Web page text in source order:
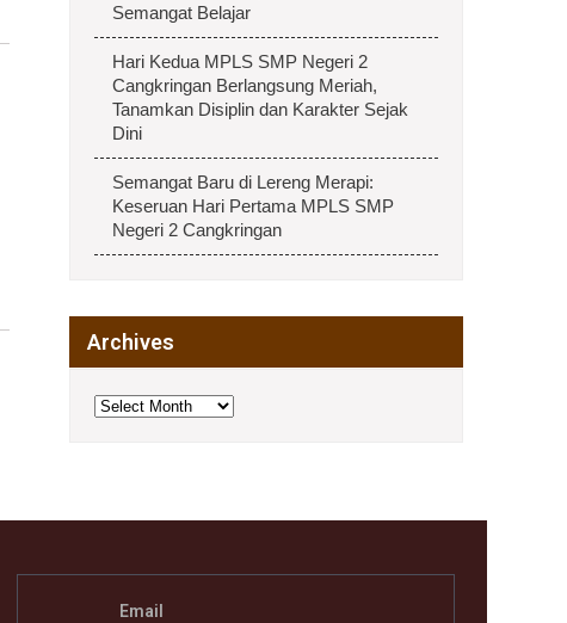
Semangat Belajar
Hari Kedua MPLS SMP Negeri 2
Cangkringan Berlangsung Meriah,
Tanamkan Disiplin dan Karakter Sejak
Dini
Semangat Baru di Lereng Merapi:
Keseruan Hari Pertama MPLS SMP
Negeri 2 Cangkringan
Archives
Archives
Email